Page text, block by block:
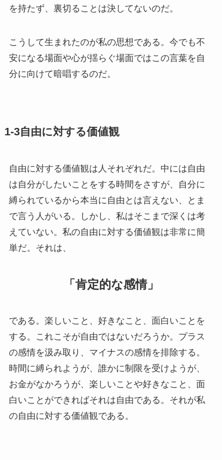
を持たず、裏切ることは決してないのだ。
こうして生まれたのが私の思想である。今でも不
安になる場面や心が揺らぐ場面ではこの言葉を自
分に向けて暗唱するのだ。
1-3自由に対する価値観
自由に対する価値観は人それぞれだ。中には自由
は自分がしたいことをする時間をさすが、自分に
縛られているから本当に自由とは言えない、とま
で言う人がいる。しかし、私はそこまで深くは考
えていない。私の自由に対する価値観は非常に簡
単だ。それは、
「肯定的な感情」
である。楽しいこと、好きなこと、面白いことを
する。これこそが自由ではないだろうか。プラス
の感情を汲み取り、マイナスの感情を排除する。
時間に縛られようが、誰かに制限を受けようが、
お金がなかろうが、楽しいことや好きなこと、面
白いことができればそれは自由である。それが私
の自由に対する価値観である。